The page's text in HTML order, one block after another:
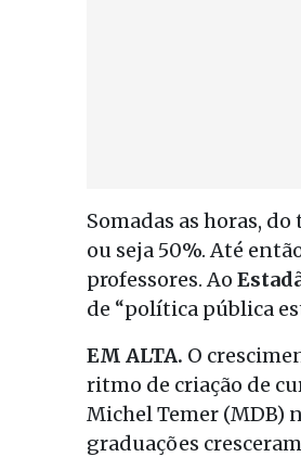
Somadas as horas,
ou seja 50%. Até
professores. Ao
de “política pública
EM ALTA. O
ritmo de criação de
Michel Temer (MDB)
graduações